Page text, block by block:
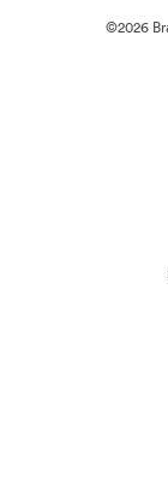
©2026